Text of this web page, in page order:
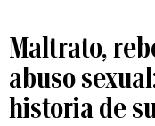
Maltrato,
abuso
historia de